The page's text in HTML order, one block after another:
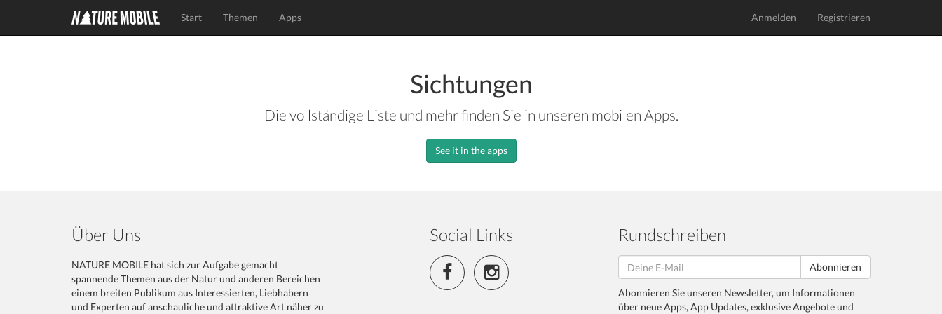
Start Themen Apps Anmelden Registrieren
Sichtungen
Die vollständige Liste und mehr finden Sie in unseren mobilen Apps.
See it in the apps
Über Uns
NATURE MOBILE hat sich zur Aufgabe gemacht
spannende Themen aus der Natur und anderen Bereichen
einem breiten Publikum aus Interessierten, Liebhabern
und Experten auf anschauliche und attraktive Art näher zu
Social Links Rundschreiben
Abonnieren
Abonnieren Sie unseren Newsletter, um Informationen
über neue Apps, App Updates, exklusive Angebote und